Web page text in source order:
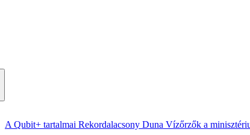
A Qubit+ tartalmai Rekordalacsony Duna Vízőrzők a